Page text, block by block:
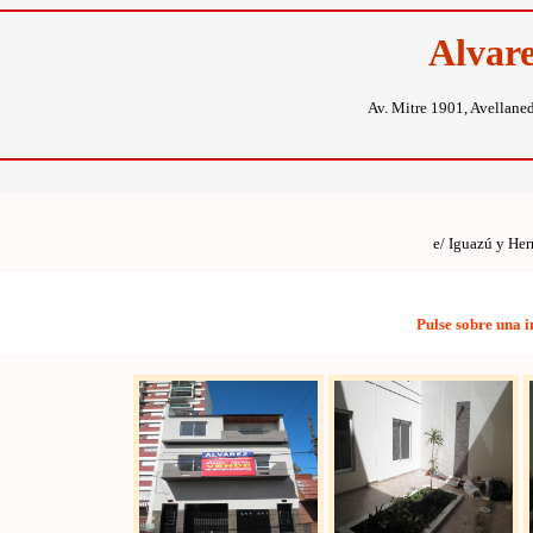
Av. Mitre 1901,
e/ Iguazú y
Pulse sobre una